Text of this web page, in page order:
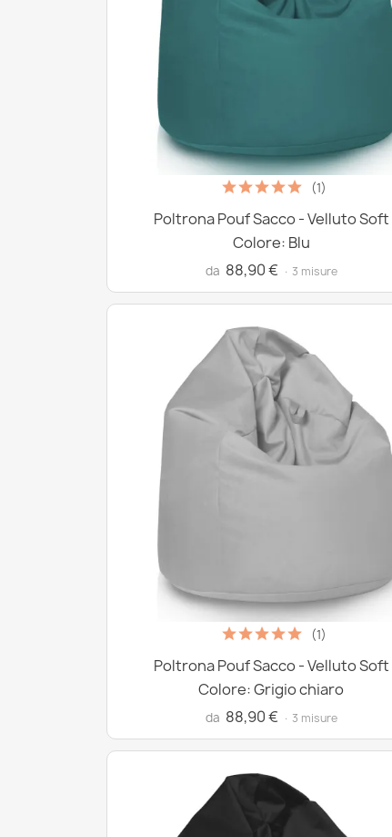
(1)
Poltrona Pouf Sacco - Velluto Soft
Colore: Blu
da 88,90 € · 3 misure
(1)
Poltrona Pouf Sacco - Velluto Soft
Colore: Grigio chiaro
da 88,90 € · 3 misure